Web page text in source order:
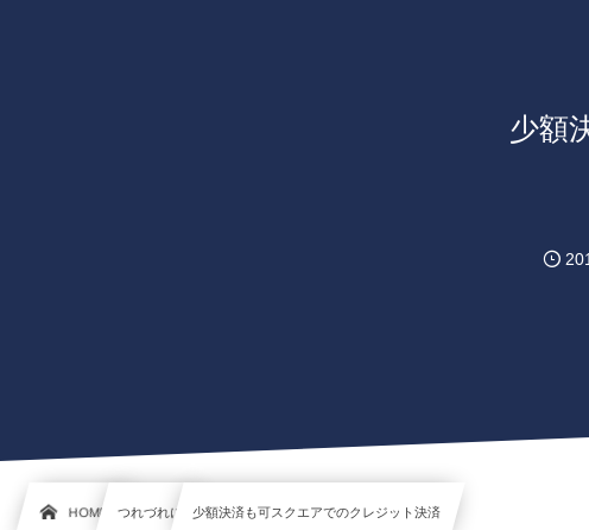
少額
HOME つれづれに 少額決済も可スクエアでのクレジット決済